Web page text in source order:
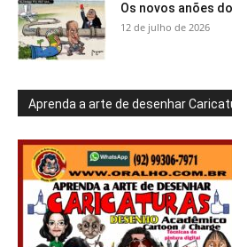
Os novos anões
12 de julho de 2026
Aprenda a arte de desenhar